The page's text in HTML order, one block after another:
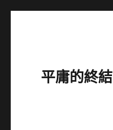
平庸的終結